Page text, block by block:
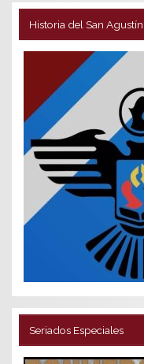
Historia del San Agustín
Seriados Especiales